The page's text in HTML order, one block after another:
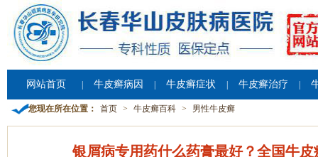
网站首页 牛皮癣病因 牛皮癣症状 牛皮癣治疗
您现在所在位置： 首页 > 牛皮癣百科 > 男性牛皮癣
银屑病专用药什么药膏最好？全国牛